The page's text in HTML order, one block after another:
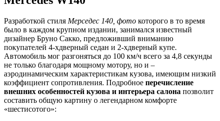
Разработкой стиля Мерседес 140, фото которого в то время
было в каждом крупном издании, занимался известный
дизайнер Бруно Сакко, предложивший вниманию
покупателей 4-хдверный седан и 2-хдверный купе.
Автомобиль мог разгоняться до 100 км/ч всего за 4,8 секунды
не только благодаря мощному мотору, но и –
аэродинамическим характеристикам кузова, имеющим низкий
коэффициент сопротивления. Подробное перечисление
внешних особенностей кузова и интерьера салона позволит
составить общую картину о легендарном комфорте
«шестисотого»: